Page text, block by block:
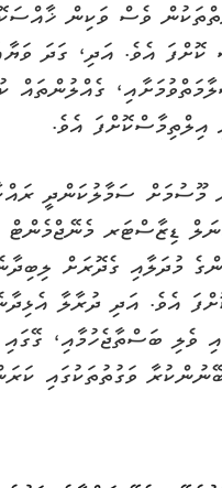
ވެސް ވަކިން
އެވެ. އަދި، ގަދަ
ގެއްލުންތައް
އެވެ.
ސަމާލުކަންދީ
ޑިޒާސްޓަރ މެނޭޖްމެންޓް
މުދަލާއި ގެދޮރަށް
އެވެ. އަދި ދުރާލާ
ވެލި ބަސްތާޖެހުމާއި،
ވަގުތުތަކުގައި